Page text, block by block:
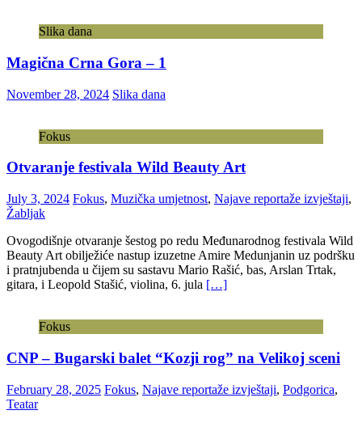
Slika dana
Magična Crna Gora – 1
November 28, 2024 Slika dana
Fokus
Otvaranje festivala Wild Beauty Art
July 3, 2024 Fokus, Muzička umjetnost, Najave reportaže izvještaji,
Žabljak
Ovogodišnje otvaranje šestog po redu Međunarodnog festivala Wild
Beauty Art obilježiće nastup izuzetne Amire Medunjanin uz podršku
i pratnjubenda u čijem su sastavu Mario Rašić, bas, Arslan Trtak,
gitara, i Leopold Stašić, violina, 6. jula […]
Fokus
CNP – Bugarski balet “Kozji rog” na Velikoj sceni
February 28, 2025 Fokus, Najave reportaže izvještaji, Podgorica,
Teatar